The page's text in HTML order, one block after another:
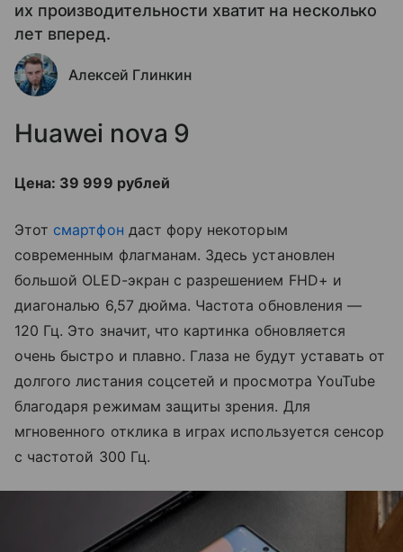
их производительности хватит на несколько
лет вперед.
Алексей Глинкин
Huawei nova 9
Цена: 39 999 рублей
Этот смартфон даст фору некоторым
современным флагманам. Здесь установлен
большой OLED-экран с разрешением FHD+ и
диагональю 6,57 дюйма. Частота обновления —
120 Гц. Это значит, что картинка обновляется
очень быстро и плавно. Глаза не будут уставать от
долгого листания соцсетей и просмотра YouTube
благодаря режимам защиты зрения. Для
мгновенного отклика в играх используется сенсор
с частотой 300 Гц.